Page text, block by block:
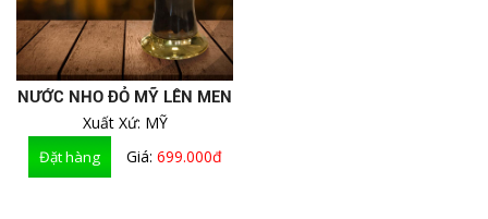
NƯỚC NHO ĐỎ MỸ LÊN MEN
Xuất Xứ: MỸ
Giá: 699.000đ